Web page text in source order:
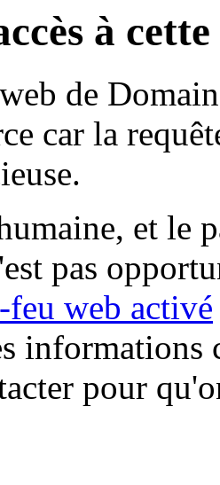
à
de
car la
et le
pas
feu web activé
informations
pour